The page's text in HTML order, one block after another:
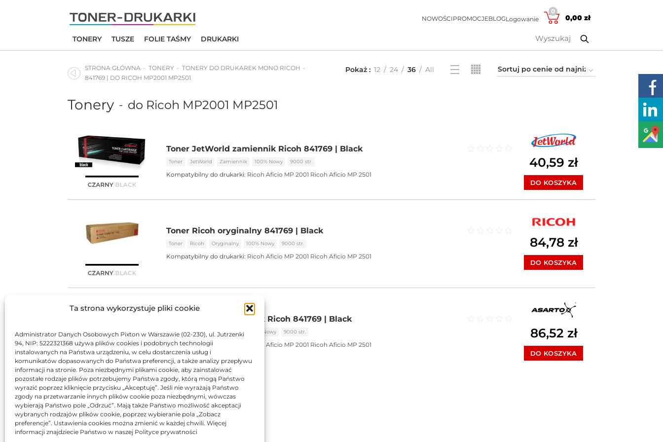
Ta strona wykorzystuje pliki cookie
Administrator Danych Osobowych Pixton w Warszawie (02-230), ul. Jutrzenki
94, NIP: 5222321368 używa plików cookies i podobnych technologii
instalowanych na Państwa urządzeniu, w celu dostarczenia usług i
komunikatów dopasowanych do Państwa preferencji, a także analizy przepływu
informacji na stronie. Poza niezbędnymi plikami cookie, aby zainstalować
pozostałe rodzaje plików potrzebujemy Państwa zgody, którą mogą Państwo
wyrazić poprzez kliknięcie przycisku „Akceptuję”. Jeśli nie wyrażają Państwo
zgody na przetwarzanie innych plików cookie poza niezbędnymi, wówczas
wybierają Państwo pole „Odrzuć”. Mają także Państwo możliwość akceptacji
wybranych rodzajów plików cookie, poprzez wybieranie pola „Zobacz
preferencje”. Ustawienia cookies można zmienić w każdej chwili. Więcej
informacji znajdziecie Państwo w naszej Polityce prywatności
NOWOŚCIPROMOCJEBLOGLogowanie
0
0,00 zł
TONERY TUSZE FOLIE TAŚMY DRUKARKI
STRONA GŁÓWNA TONERY
TONERY DO DRUKAREK MONO RICOH
841769 | DO RICOH MP2001 MP2501
Pokaż 12 24 36 All
Tonery - do Ricoh MP2001 MP2501
Toner JetWorld zamiennik Ricoh 841769 | Black
Oceniono0
Toner JetWorld Zamiennik 100% Nowy 9000 str.
Kompatybilny do drukarki: Ricoh Aficio MP 2001 Ricoh Aficio MP 2501
40,59 zł
DO KOSZYKA
Toner Ricoh oryginalny 841769 | Black
Oceniono0
Toner Ricoh Oryginalny 100% Nowy 9000 str.
Kompatybilny do drukarki: Ricoh Aficio MP 2001 Ricoh Aficio MP 2501
84,78 zł
DO KOSZYKA
Toner Asarto zamiennik Ricoh 841769 | Black
Oceniono 0
Toner Asarto Zamiennik 100% Nowy 9000 str.
Kompatybilny do drukarki: Ricoh Aficio MP 2001 Ricoh Aficio MP 2501
86,52 zł
DO KOSZYKA